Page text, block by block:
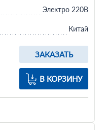
ЗАКАЗАТЬ
В КОРЗИНУ
Электро 220В
Китай